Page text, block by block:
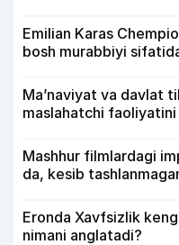
Emilian Karas
bosh murabbiyi
Ma’naviyat va davlat
maslahatchi
Mashhur filmlardagi
da, kesib
Eronda Xavfsizlik
nimani anglatadi?